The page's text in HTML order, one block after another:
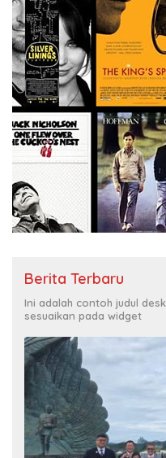
Berita Terbaru
Ini adalah contoh judul
sesuaikan pada widget